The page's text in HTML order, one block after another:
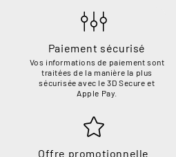
Paiement sécurisé
Vos informations de paiement sont
traitées de la manière la plus
sécurisée avec le 3D Secure et
Apple Pay.
Offre promotionnelle